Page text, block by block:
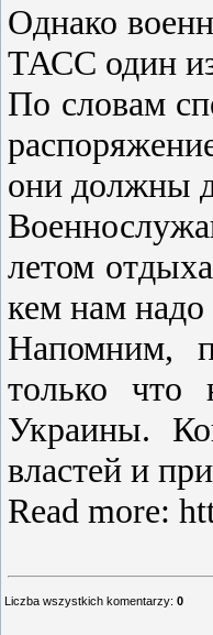
Однако
ТАСС один
По словам
они должны
летом
кем нам
Напомним,
только что
Украины.
властей и
Read more:
Liczba wszystkich komentarzy: 0